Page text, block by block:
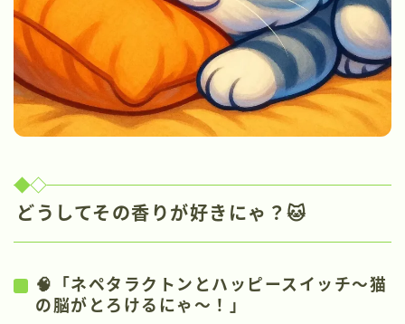
どうしてその香りが好きにゃ？🐱
🧠「ネペタラクトンとハッピースイッチ〜猫
の脳がとろけるにゃ〜！」